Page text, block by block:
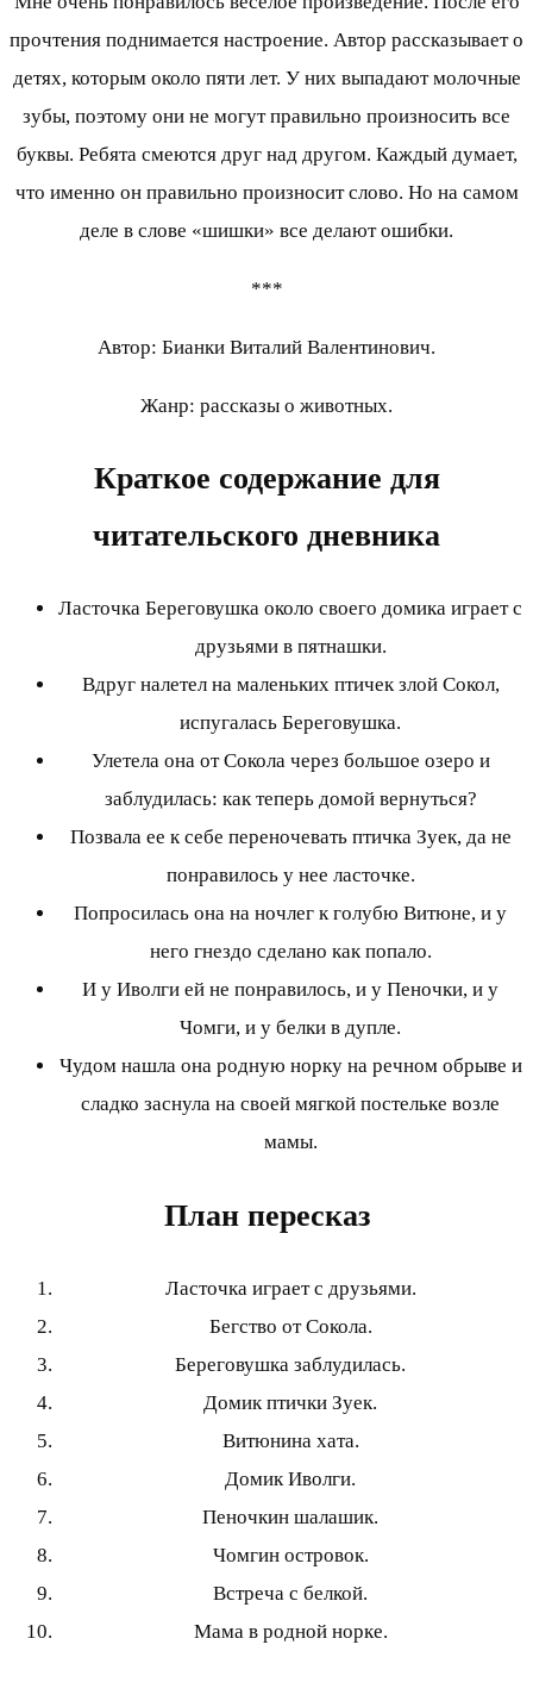
прочтения поднимается настроение. Автор рассказывает о
детях, которым около пяти лет. У них выпадают молочные
зубы, поэтому они не могут правильно произносить все
буквы. Ребята смеются друг над другом. Каждый думает,
что именно он правильно произносит слово. Но на самом
деле в слове «шишки» все делают ошибки.
***
Автор: Бианки Виталий Валентинович.
Жанр: рассказы о животных.
Краткое содержание для
читательского дневника
Ласточка Береговушка около своего домика играет с
друзьями в пятнашки.
Вдруг налетел на маленьких птичек злой Сокол,
испугалась Береговушка.
Улетела она от Сокола через большое озеро и
заблудилась: как теперь домой вернуться?
Позвала ее к себе переночевать птичка Зуек, да не
понравилось у нее ласточке.
Попросилась она на ночлег к голубю Витюне, и у
него гнездо сделано как попало.
И у Иволги ей не понравилось, и у Пеночки, и у
Чомги, и у белки в дупле.
Чудом нашла она родную норку на речном обрыве и
сладко заснула на своей мягкой постельке возле
мамы.
План пересказ
Ласточка играет с друзьями.
Бегство от Сокола.
Береговушка заблудилась.
Домик птички Зуек.
Витюнина хата.
Домик Иволги.
Пеночкин шалашик.
Чомгин островок.
Встреча с белкой.
Мама в родной норке.